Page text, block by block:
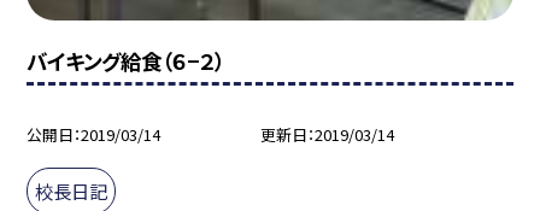
バイキング給食（６−２）
公開日 2019/03/14 更新日 2019/03/14
校長日記